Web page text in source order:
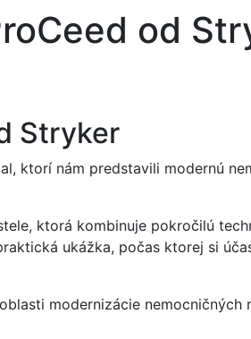
od
Stryker
ktorí nám predstavili modernú
ktorá kombinuje pokročilú
ukážka, počas ktorej si
modernizácie nemocničných